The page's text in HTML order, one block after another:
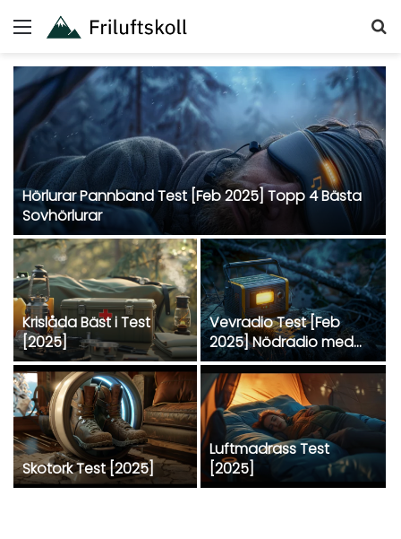
Menu
Hörlurar Pannband Test [Feb 2025] Topp 4 Bästa
Sovhörlurar
Krislåda Bäst i Test
[2025]
Vevradio Test [Feb
2025] Nödradio med
Solceller Bäst i Test
Skotork Test [2025]
Luftmadrass Test
[2025]